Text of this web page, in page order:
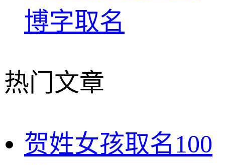
博字取名
热门文章
贺姓女孩取名100